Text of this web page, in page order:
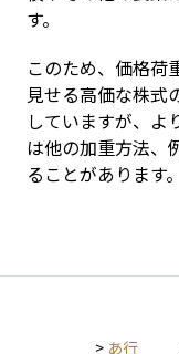
す。
このため、価格荷
見せる高価な株式
していますが、よ
は他の加重方法、
ることがあります。
> あ行